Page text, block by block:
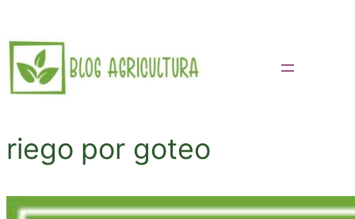
Saltar
al
contenido
riego por goteo